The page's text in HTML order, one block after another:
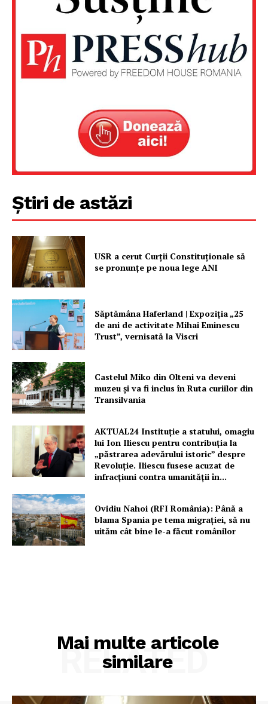
Un proiect
FREEDOM HOUSE ROMÂNIA
PRESShub
Despre noi / Echipa
Proiecte editoriale
Rețea
Contact
Știri de astăzi
USR a cerut Curții Constituționale să
se pronunțe pe noua lege ANI
Săptămâna Haferland | Expoziţia „25
de ani de activitate Mihai Eminescu
Trust”, vernisată la Viscri
Castelul Miko din Olteni va deveni
muzeu şi va fi inclus în Ruta curiilor din
Transilvania
AKTUAL24 Instituție a statului, omagiu
lui Ion Iliescu pentru contribuția la
„păstrarea adevărului istoric” despre
Revoluție. Iliescu fusese acuzat de
infracțiuni contra umanității în...
Ovidiu Nahoi (RFI România): Până a
blama Spania pe tema migrației, să nu
uităm cât bine le-a făcut românilor
Mai multe articole
similare
RELATED